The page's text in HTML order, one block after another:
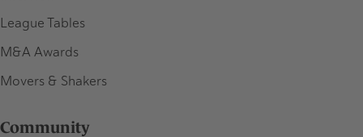
League Tables
M&A Awards
Movers & Shakers
Community